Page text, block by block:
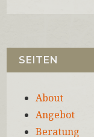
SEITEN
About
Angebot
Beratung